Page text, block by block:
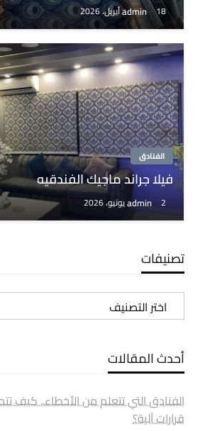
admin 18 أبريل، 2026
الفنادق
فيلا جراند ماجيك الفندقيه
admin 2 يونيو، 2026
تصنيفات
تصنيفات
أحدث المقالات
الفنادق التي تتعلم من الأخطاء.. كيف
قرارات آلية؟